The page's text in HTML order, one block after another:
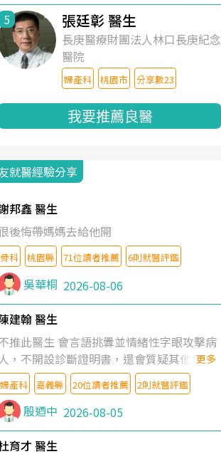
5 張廷彰 醫生
長庚醫療財團法人林口長庚紀念
醫院
婦產科 桃園市 分享數23
我要推薦良醫
就醫經驗分享
邦鑫 醫生
後悔帶媽媽去給他開
骨科 桃園縣 71位讀者推薦 6則就醫評鑑
吳華桐 2026-08-06
建翰 醫生
推此醫生 會言語挑釁並情緒性字眼攻擊病
，不開設診斷證明書，還會質疑其他醫生
判斷！
更多
婦產科 嘉義縣 20位讀者推薦 2則就醫評鑑
殷迺中 2026-08-05
育才 醫生